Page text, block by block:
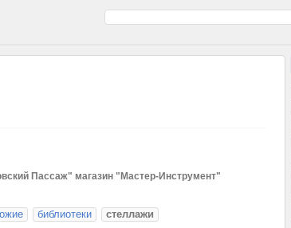
Пассаж" магазин "Мастер-Инструмент"
библиотеки стеллажи